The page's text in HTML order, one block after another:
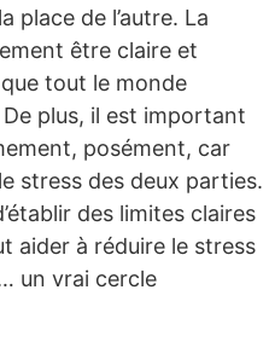
place de l’autre. La
être claire et
tout le monde
plus, il est important
posément, car
stress des deux parties.
des limites claires
aider à réduire le stress
un vrai cercle